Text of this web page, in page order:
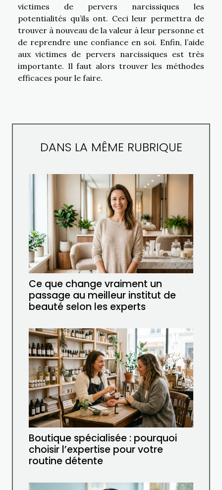
victimes de pervers narcissiques les
potentialités qu’ils ont. Ceci leur permettra de
trouver à nouveau de la valeur à leur personne et
de reprendre une confiance en soi. Enfin, l’aide
aux victimes de pervers narcissiques est très
importante. Il faut alors trouver les méthodes
efficaces pour le faire.
DANS LA MÊME RUBRIQUE
Ce que change vraiment un
passage au meilleur institut de
beauté selon les experts
Boutique spécialisée : pourquoi
choisir l’expertise pour votre
routine détente